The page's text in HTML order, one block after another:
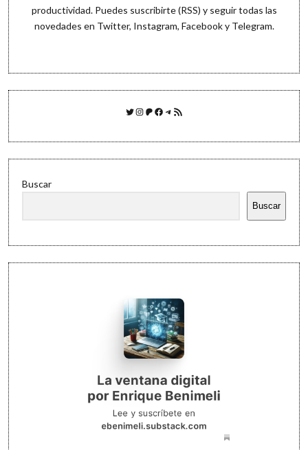
productividad. Puedes suscribirte (RSS) y seguir todas las
novedades en Twitter, Instagram, Facebooky Telegram.
Twitter
Instagram
Patreon
Facebook
Telegram
Feed RSS
Buscar
Buscar